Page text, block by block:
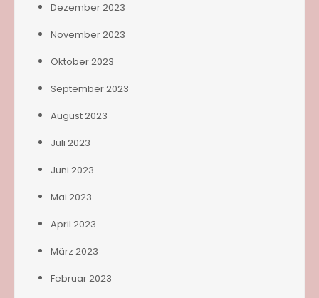
Dezember 2023
November 2023
Oktober 2023
September 2023
August 2023
Juli 2023
Juni 2023
Mai 2023
April 2023
März 2023
Februar 2023